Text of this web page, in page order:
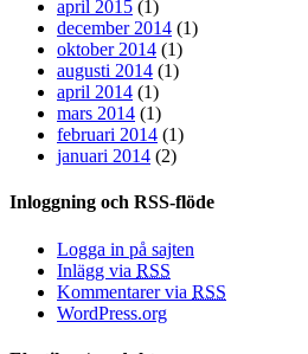
april 2015 (1)
december 2014 (1)
oktober 2014 (1)
augusti 2014 (1)
april 2014 (1)
mars 2014 (1)
februari 2014 (1)
januari 2014 (2)
Inloggning och RSS-flöde
Logga in på sajten
Inlägg via RSS
Kommentarer via RSS
WordPress.org